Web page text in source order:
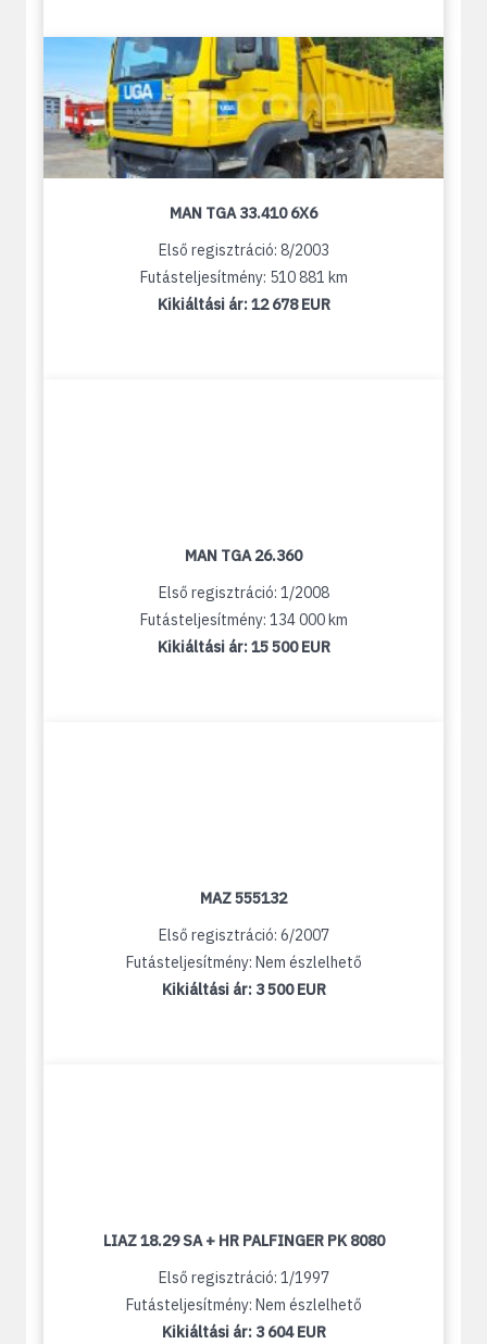
MAN TGA 33.410 6X6
Első regisztráció: 8/2003
Futásteljesítmény: 510 881 km
Kikiáltási ár:12 678 EUR
MAN TGA 26.360
Első regisztráció: 1/2008
Futásteljesítmény: 134 000 km
Kikiáltási ár:15 500 EUR
MAZ 555132
Első regisztráció: 6/2007
Futásteljesítmény: Nem észlelhető
Kikiáltási ár: 3 500 EUR
LIAZ 18.29 SA + HR PALFINGER PK 8080
Első regisztráció: 1/1997
Futásteljesítmény: Nem észlelhető
Kikiáltási ár: 3 604 EUR